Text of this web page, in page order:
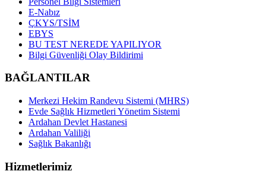
E-Nabız
ÇKYS/TSİM
EBYS
BU TEST NEREDE YAPILIYOR
Bilgi Güvenliği Olay Bildirimi
BAĞLANTILAR
Merkezi Hekim Randevu Sistemi (MHRS)
Evde Sağlık Hizmetleri Yönetim Sistemi
Ardahan Devlet Hastanesi
Ardahan Valiliği
Sağlık Bakanlığı
Hizmetlerimiz